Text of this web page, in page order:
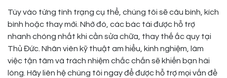
Tùy vào từng tình trạng cụ thể, chúng tôi sẽ câu bình, kích
bình hoặc thay mới. Nhờ đó, các bác tài được hỗ trợ
nhanh chóng nhất khi cần sửa chữa, thay thế ắc quy tại
Thủ Đức. Nhân viên kỹ thuật am hiểu, kinh nghiệm, làm
việc tận tâm và trách nhiệm chắc chắn sẽ khiến bạn hài
lòng. Hãy liên hệ chúng tôi ngay để được hỗ trợ mọi vấn đề